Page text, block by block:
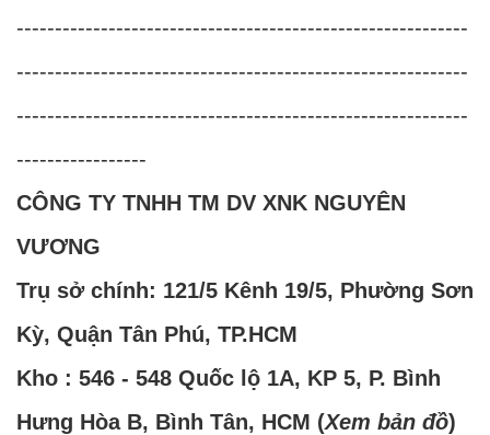
-----------------------------------------------------------
-----------------------------------------------------------
-----------------------------------------------------------
-----------------
CÔNG TY TNHH TM DV XNK NGUYÊN
VƯƠNG
Trụ sở chính: 121/5 Kênh 19/5, Phường Sơn
Kỳ, Quận Tân Phú, TP.HCM
Kho : 546 - 548 Quốc lộ 1A, KP 5, P. Bình
Hưng Hòa B, Bình Tân, HCM (Xem bản đồ)